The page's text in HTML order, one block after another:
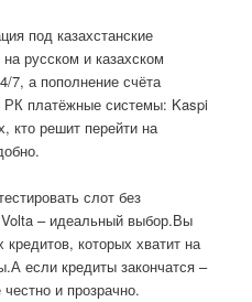
под казахстанские
русском и казахском
7, а пополнение счёта
РК платёжные системы: Kaspi
кто решит перейти на
слот без
– идеальный выбор.Вы
которых хватит на
если кредиты закончатся –
и прозрачно.